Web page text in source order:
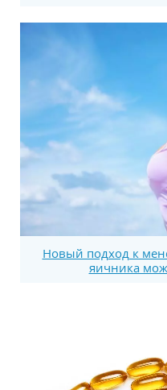
Новый подход к
яичника